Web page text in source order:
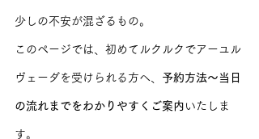
少しの不安が混ざるもの。
このページでは、初めてルクルクでアーユル
ヴェーダを受けられる方へ、 予約方法〜当日
の流れまでをわかりやすくご案内 いたしま
す。